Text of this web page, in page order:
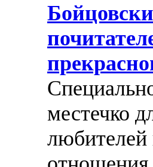
местечко
любителей